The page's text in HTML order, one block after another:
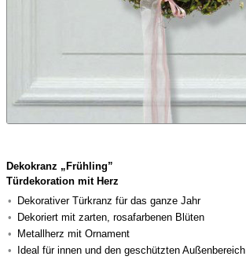
Dekokranz „Frühling”
Türdekoration mit Herz
Dekorativer Türkranz für das ganze Jahr
Dekoriert mit zarten, rosafarbenen Blüten
Metallherz mit Ornament
Ideal für innen und den geschützten Außenbereich